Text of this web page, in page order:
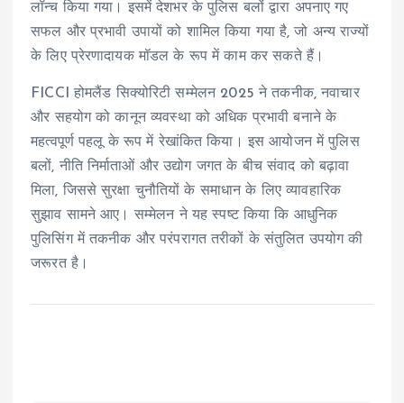
लॉन्च किया गया। इसमें देशभर के पुलिस बलों द्वारा अपनाए गए
सफल और प्रभावी उपायों को शामिल किया गया है, जो अन्य राज्यों
के लिए प्रेरणादायक मॉडल के रूप में काम कर सकते हैं।
FICCI होमलैंड सिक्योरिटी सम्मेलन 2025 ने तकनीक, नवाचार
और सहयोग को कानून व्यवस्था को अधिक प्रभावी बनाने के
महत्वपूर्ण पहलू के रूप में रेखांकित किया। इस आयोजन में पुलिस
बलों, नीति निर्माताओं और उद्योग जगत के बीच संवाद को बढ़ावा
मिला, जिससे सुरक्षा चुनौतियों के समाधान के लिए व्यावहारिक
सुझाव सामने आए। सम्मेलन ने यह स्पष्ट किया कि आधुनिक
पुलिसिंग में तकनीक और परंपरागत तरीकों के संतुलित उपयोग की
जरूरत है।